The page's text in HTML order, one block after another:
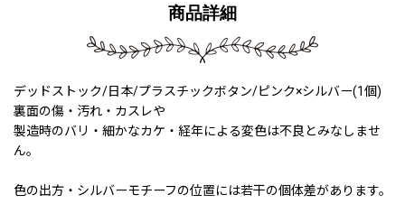
商品詳細
デッドストック/日本/プラスチックボタン/ピンク×シルバー(1個)
裏面の傷・汚れ・カスレや
製造時のバリ・細かなカケ・経年による変色は不良とみなしませ
ん。
色の出方・シルバーモチーフの位置には若干の個体差があります。